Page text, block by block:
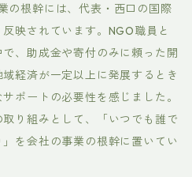
根幹には、代表・西口の国際
映されています。NGO職員と
、助成金や寄付のみに頼った開
経済が一定以上に発展するとき
ポートの必要性を感じました。
り組みとして、「いつでも誰で
を会社の事業の根幹に置いてい